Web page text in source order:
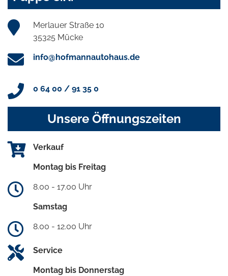
Merlauer Straße 10
35325 Mücke
info@hofmannautohaus.de
0 64 00 / 91 35 0
Unsere Öffnungszeiten
Verkauf
Montag bis Freitag
8.00 - 17.00 Uhr
Samstag
8.00 - 12.00 Uhr
Service
Montag bis Donnerstag